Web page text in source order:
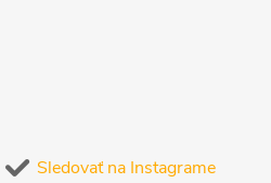
Sledovať na Instagrame